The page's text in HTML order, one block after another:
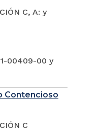
C, A: y
00409-00 y
Contencioso
C